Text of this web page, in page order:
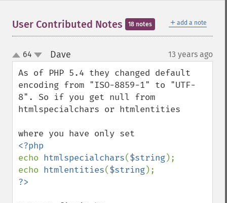
＋ add a note
User Contributed Notes 18 notes
up
down
64 Dave 13 years ago
As of PHP 5.4 they changed default
encoding from "ISO-8859-1" to "UTF-
8". So if you get null from
htmlspecialchars or htmlentities
echo htmlspecialchars($string);
echo htmlentities($string